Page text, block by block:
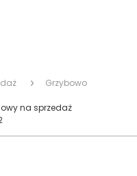
Grzybowo
na sprzedaż